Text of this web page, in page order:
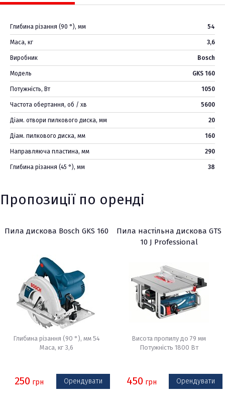
Глибина різання (90 °), мм 54
Маса, кг 3,6
Виробник Bosch
Модель GKS 160
Потужність, Вт 1050
Частота обертання, об / хв 5600
Діам. отвори пилкового диска, мм 20
Діам. пилкового диска, мм 160
Направляюча пластина, мм 290
Глибина різання (45 °), мм 38
Пропозиції по оренді
Пила дискова Bosch GKS 160
Глибина різання (90 °), мм 54
Маса, кг 3,6
250 грн Орендувати
Пила настільна дискова GTS
10 J Professional
Висота пропилу до 79 мм
Потужність 1800 Вт
450 грн Орендувати